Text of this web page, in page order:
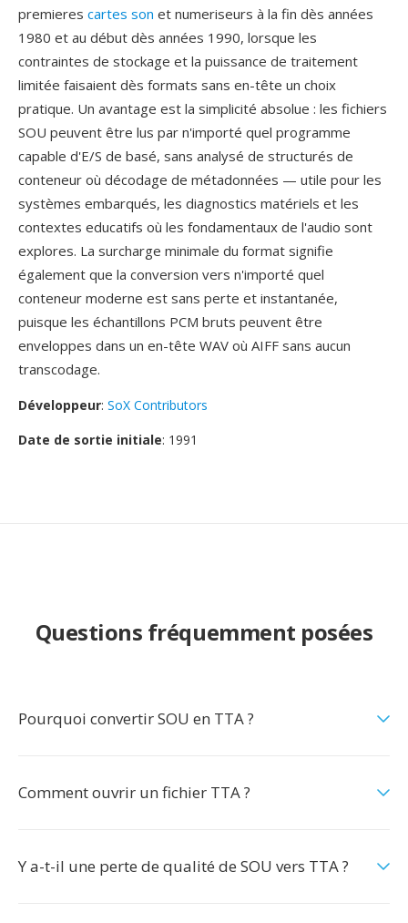
premieres cartes son et numeriseurs à la fin dès années
1980 et au début dès années 1990, lorsque les
contraintes de stockage et la puissance de traitement
limitée faisaient dès formats sans en-tête un choix
pratique. Un avantage est la simplicité absolue : les fichiers
SOU peuvent être lus par n'importé quel programme
capable d'E/S de basé, sans analysé de structurés de
conteneur où décodage de métadonnées — utile pour les
systèmes embarqués, les diagnostics matériels et les
contextes educatifs où les fondamentaux de l'audio sont
explores. La surcharge minimale du format signifie
également que la conversion vers n'importé quel
conteneur moderne est sans perte et instantanée,
puisque les échantillons PCM bruts peuvent être
enveloppes dans un en-tête WAV où AIFF sans aucun
transcodage.
Développeur: SoX Contributors
Date de sortie initiale: 1991
Questions fréquemment posées
Pourquoi convertir SOU en TTA ?
Comment ouvrir un fichier TTA ?
Y a-t-il une perte de qualité de SOU vers TTA ?